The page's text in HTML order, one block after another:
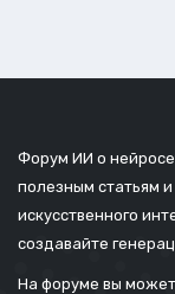
Форум ИИ о
полезным статьям
искусственного
создавайте
На форуме вы